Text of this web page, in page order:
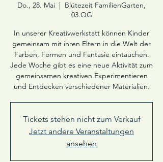
Do., 28. Mai
  |
Blütezeit FamilienGarten,
03.OG
In unserer Kreativwerkstatt können Kinder
gemeinsam mit ihren Eltern in die Welt der
Farben, Formen und Fantasie eintauchen.
Jede Woche gibt es eine neue Aktivität zum
gemeinsamen kreativen Experimentieren
und Entdecken verschiedener Materialien.
Tickets stehen nicht zum Verkauf
Jetzt andere Veranstaltungen
ansehen